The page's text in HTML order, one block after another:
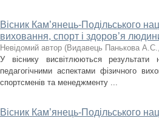
Вісник Кам’янець-Подільського
виховання, спорт і здоров’я
Невідомий автор (Видавець Панькова А.С.,
У віснику висвітлюються
педагогічними аспектами фізичного
спортсменів та менеджменту ...
Вісник Кам’янець-Подільського